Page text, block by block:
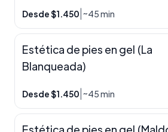
Desde $1.450 ~45 min
Estética de pies en gel (La
Blanqueada)
Desde $1.450 ~45 min
Estética de pies en gel